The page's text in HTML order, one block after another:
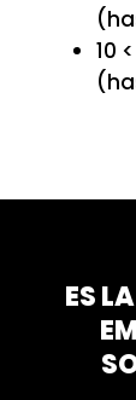
10
ES